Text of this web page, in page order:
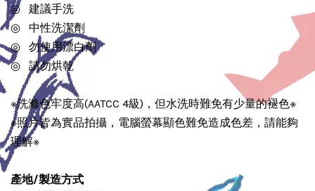
◎ 建議手洗
◎ 中性洗潔劑
◎ 勿使用漂白劑
◎ 請勿烘乾
※洗滌色牢度高(AATCC 4級)，但水洗時難免有少量的褪色※
※照片皆為實品拍攝，電腦螢幕顯色難免造成色差，請能夠
理解※
產地/製造方式